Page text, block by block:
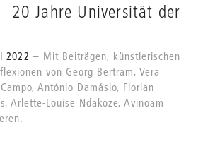
20 Jahre Universität der
2022
Mit Beiträgen, künstlerischen
von Georg Bertram, Vera
António Damásio, Florian
Arlette-Louise Ndakoze, Avinoam